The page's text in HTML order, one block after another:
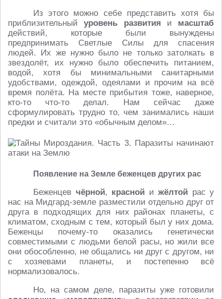
Из этого можно себе представить хотя бы
приблизительныйуровень развития и масштаб
действий, которые были вынуждены
предпринимать Светлые Силы для спасения
людей. Их же нужно было не только затолкать в
звездолёт, их нужно было обеспечить питанием,
водой, хотя бы минимальными санитарными
удобствами, одеждой, одеялами и прочим на всё
время полёта. На месте прибытия тоже, наверное,
кто-то что-то делал. Нам сейчас даже
сформулировать трудно то, чем занимались наши
предки и считали это «обычным делом»…
Появление на Земле беженцев других рас
Беженцев чёрной, красной и жёлтой рас у
нас на Мидгард-земле разместили отдельно друг от
друга в подходящих для них районах планеты, с
климатом, сходным с тем, который был у них дома.
Беженцы почему-то оказались генетически
совместимыми с людьми белой расы, но жили все
они обособленно, не общались ни друг с другом, ни
с хозяевами планеты, и постепенно всё
нормализовалось.
Но, на самом деле, паразиты уже готовили